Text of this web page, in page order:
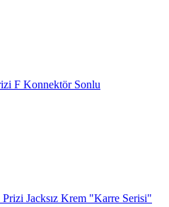
F Konnektör Sonlu
Jacksız Krem "Karre Serisi"